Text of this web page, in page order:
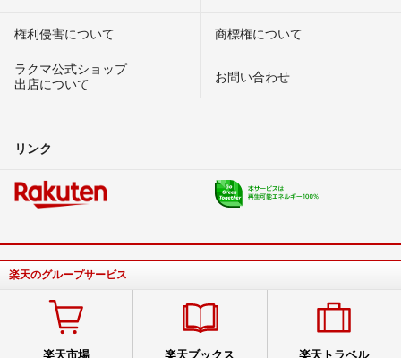
権利侵害について
商標権について
ラクマ公式ショップ
出店について
お問い合わせ
リンク
楽天のグループサービス
楽天市場 楽天ブックス 楽天トラベル